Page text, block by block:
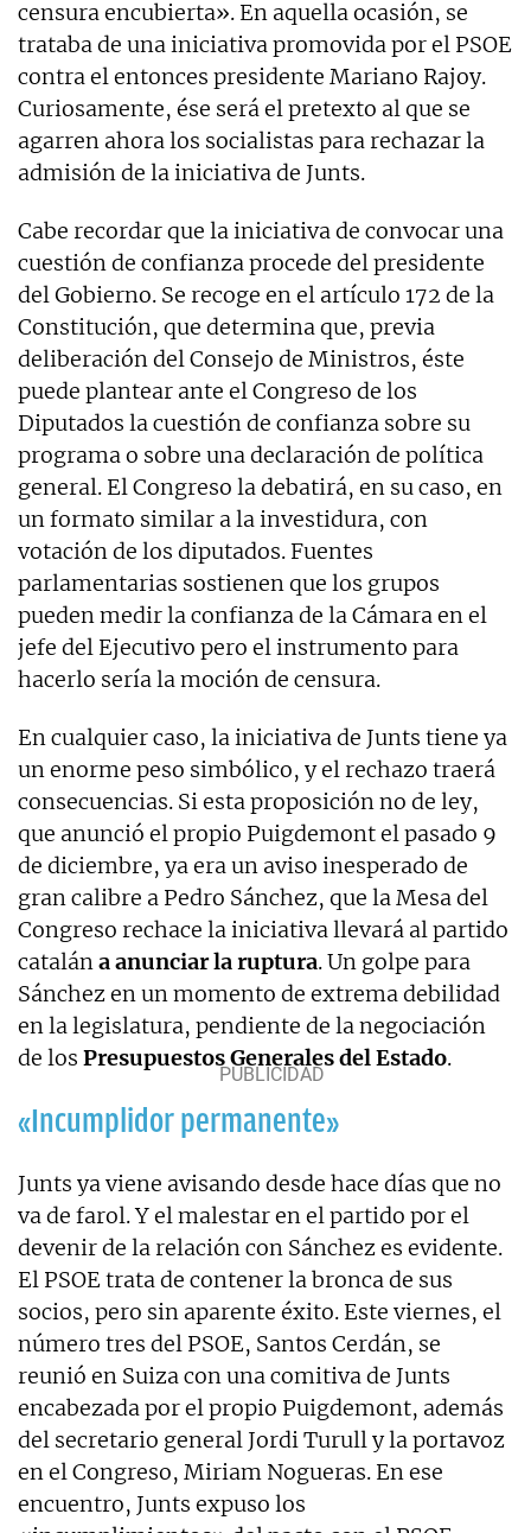
censura encubierta». En aquella ocasión, se
trataba de una iniciativa promovida por el PSOE
contra el entonces presidente Mariano Rajoy.
Curiosamente, ése será el pretexto al que se
agarren ahora los socialistas para rechazar la
admisión de la iniciativa de Junts.
Cabe recordar que la iniciativa de convocar una
cuestión de confianza procede del presidente
del Gobierno. Se recoge en el artículo 172 de la
Constitución, que determina que, previa
deliberación del Consejo de Ministros, éste
puede plantear ante el Congreso de los
Diputados la cuestión de confianza sobre su
programa o sobre una declaración de política
general. El Congreso la debatirá, en su caso, en
un formato similar a la investidura, con
votación de los diputados. Fuentes
parlamentarias sostienen que los grupos
pueden medir la confianza de la Cámara en el
jefe del Ejecutivo pero el instrumento para
hacerlo sería la moción de censura.
En cualquier caso, la iniciativa de Junts tiene ya
un enorme peso simbólico, y el rechazo traerá
consecuencias. Si esta proposición no de ley,
que anunció el propio Puigdemont el pasado 9
de diciembre, ya era un aviso inesperado de
gran calibre a Pedro Sánchez, que la Mesa del
Congreso rechace la iniciativa llevará al partido
catalána anunciar la ruptura. Un golpe para
Sánchez en un momento de extrema debilidad
en la legislatura, pendiente de la negociación
de los Presupuestos Generales del Estado.
«Incumplidor permanente»
Junts ya viene avisando desde hace días que no
va de farol. Y el malestar en el partido por el
devenir de la relación con Sánchez es evidente.
El PSOE trata de contener la bronca de sus
socios, pero sin aparente éxito. Este viernes, el
número tres del PSOE, Santos Cerdán, se
reunió en Suiza con una comitiva de Junts
encabezada por el propio Puigdemont, además
del secretario general Jordi Turull y la portavoz
en el Congreso, Miriam Nogueras. En ese
encuentro, Junts expuso los